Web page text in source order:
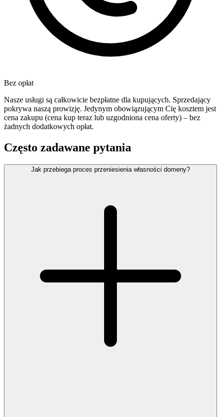
Bez opłat
Nasze usługi są całkowicie bezpłatne dla kupujących. Sprzedający
pokrywa naszą prowizję. Jedynym obowiązującym Cię kosztem jest
cena zakupu (cena kup teraz lub uzgodniona cena oferty) – bez
żadnych dodatkowych opłat.
Często zadawane pytania
Jak przebiega proces przeniesienia własności domeny?